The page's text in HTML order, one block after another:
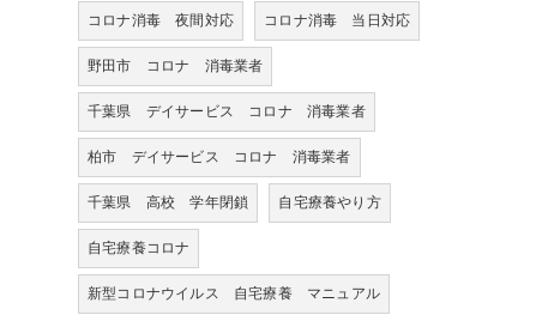
コロナ消毒 夜間対応 コロナ消毒 当日対応
野田市 コロナ 消毒業者
千葉県 デイサービス コロナ 消毒業者
柏市 デイサービス コロナ 消毒業者
千葉県 高校 学年閉鎖 自宅療養やり方
自宅療養コロナ
新型コロナウイルス 自宅療養 マニュアル